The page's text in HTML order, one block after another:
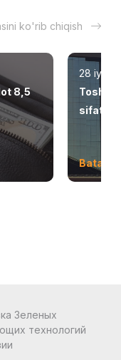
ko'rib chiqish
8,5
28 iyul
Зеленых
технологий